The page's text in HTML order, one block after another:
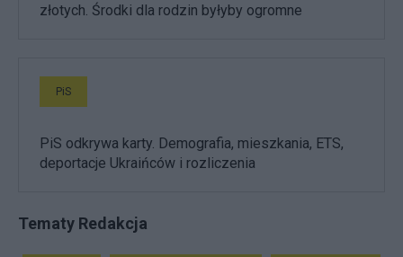
złotych. Środki dla rodzin byłyby ogromne
PiS
PiS odkrywa karty. Demografia, mieszkania, ETS,
deportacje Ukraińców i rozliczenia
Tematy Redakcja